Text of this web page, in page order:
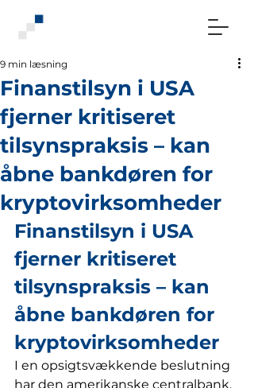
Finanstilsyn i USA
fjerner kritiseret
tilsynspraksis – kan
åbne bankdøren for
kryptovirksomheder
9 min læsning
Finanstilsyn i USA
fjerner kritiseret
tilsynspraksis – kan
åbne bankdøren for
kryptovirksomheder
I en opsigtsvækkende beslutning
har den amerikanske centralbank,